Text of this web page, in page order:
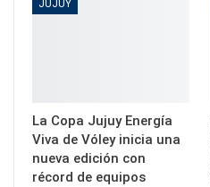
JUJUY
La Copa Jujuy Energía
Viva de Vóley inicia una
nueva edición con
récord de equipos